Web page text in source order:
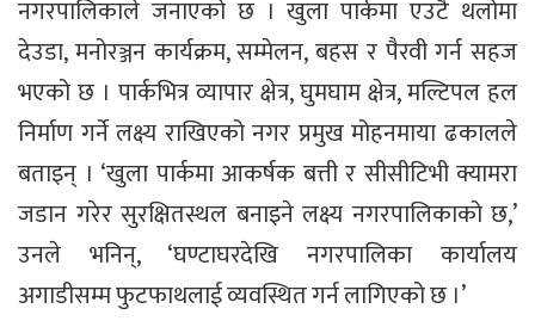
नगरपालिकाले जनाएको छ । खुला पार्कमा एउटै थलोमा
देउडा, मनोरञ्जन कार्यक्रम, सम्मेलन, बहस र पैरवी गर्न सहज
भएको छ । पार्कभित्र व्यापार क्षेत्र, घुमघाम क्षेत्र, मल्टिपल हल
निर्माण गर्ने लक्ष्य राखिएको नगर प्रमुख मोहनमाया ढकालले
बताइन् । ‘खुला पार्कमा आकर्षक बत्ती र सीसीटिभी क्यामरा
जडान गरेर सुरक्षितस्थल बनाइने लक्ष्य नगरपालिकाको छ,’
उनले भनिन्, ‘घण्टाघरदेखि नगरपालिका कार्यालय
अगाडीसम्म फुटफाथलाई व्यवस्थित गर्न लागिएको छ ।’